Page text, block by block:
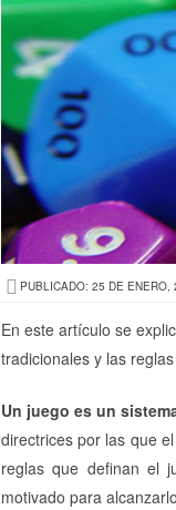
PUBLICADO: 25 DE ENERO,
En este artículo se
tradicionales y las
Un juego es un
directrices por las que
reglas que definan el
motivado para